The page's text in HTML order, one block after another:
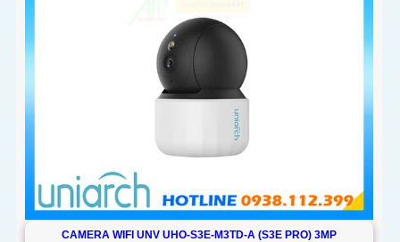
CAMERA WIFI UNV UHO-S3E-M3TD-A (S3E PRO) 3MP